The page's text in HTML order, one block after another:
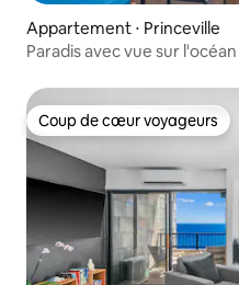
Appartement ⋅ Princeville
Paradis avec vue sur
Coup de cœur voyageurs
Coup de cœur voyageurs